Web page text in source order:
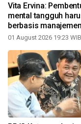
Vita Ervina:
mental tangguh
berbasis
01 August 2026 19:23 WIB